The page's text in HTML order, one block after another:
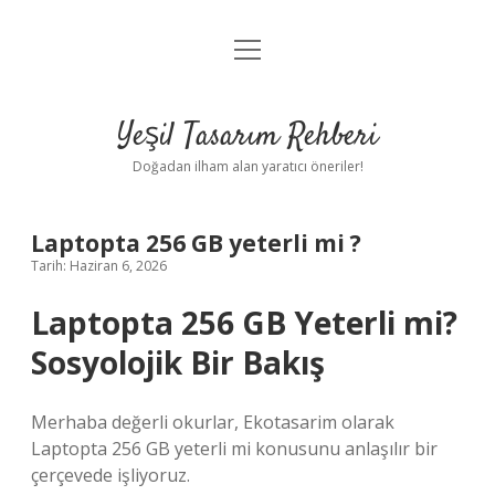
Anasayfa
Yasal Uyarı
menüyü
Yeşil Tasarım Rehberi
Doğadan ilham alan yaratıcı öneriler!
Laptopta 256 GB yeterli mi ?
Tarih: Haziran 6, 2026
Laptopta 256 GB Yeterli mi?
Sosyolojik Bir Bakış
Merhaba değerli okurlar, Ekotasarim olarak
Laptopta 256 GB yeterli mi konusunu anlaşılır bir
çerçevede işliyoruz.